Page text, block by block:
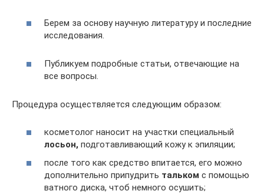
Берем за основу научную литературу и последние
исследования.
Публикуем подробные статьи, отвечающие на
все вопросы.
Процедура осуществляется следующим образом:
косметолог наносит на участки специальный
лосьон, подготавливающий кожу к эпиляции;
после того как средство впитается, его можно
дополнительно припудрить тальком с помощью
ватного диска, чтоб немного осушить;